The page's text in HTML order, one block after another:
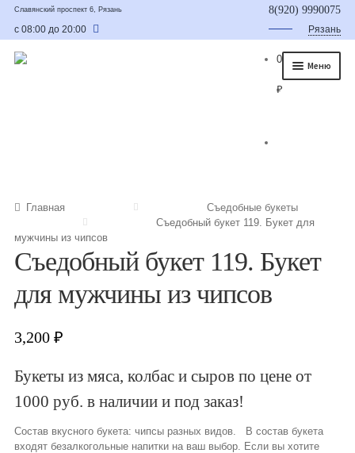
Славянский проспект 6, Рязань
с 08:00 до 20:00
8(920) 9990075
Рязань
Меню
Букет из фруктов и овощей
Сладкие букеты из конфет
Букеты из сухофруктов и орехов
Овощные букеты
Детские букеты
0
₽
Главная
Съедобные букеты
Съедобный букет 119. Букет для
мужчины из чипсов
Съедобный букет 119. Букет
для мужчины из чипсов
3,200₽
Букеты из мяса, колбас и сыров по цене от
1000 руб. в наличии и под заказ!
Состав вкусного букета: чипсы разных видов. В состав букета
входят безалкогольные напитки на ваш выбор. Если вы хотите